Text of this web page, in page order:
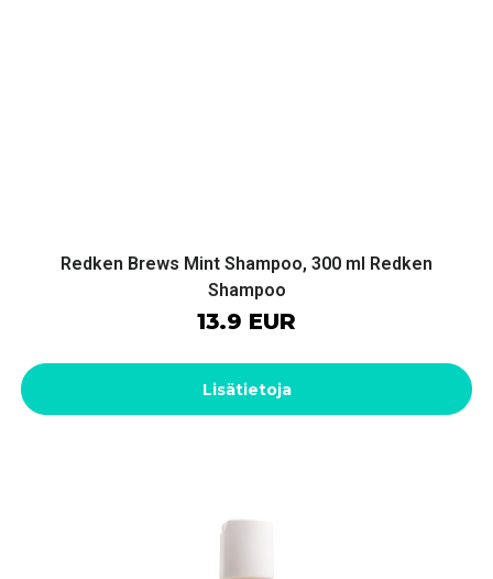
Redken Brews Mint Shampoo, 300 ml Redken
Shampoo
13.9 EUR
Lisätietoja